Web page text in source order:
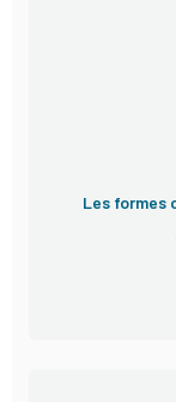
Les formes